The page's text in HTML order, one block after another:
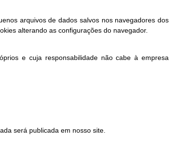
arquivos de dados salvos nos navegadores dos
alterando as configurações do navegador.
e cuja responsabilidade não cabe à empresa
será publicada em nosso site.